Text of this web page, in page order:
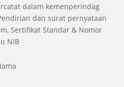
dalam kemenperindag
dan surat pernyataan
Sertifikat Standar & Nomor
NIB